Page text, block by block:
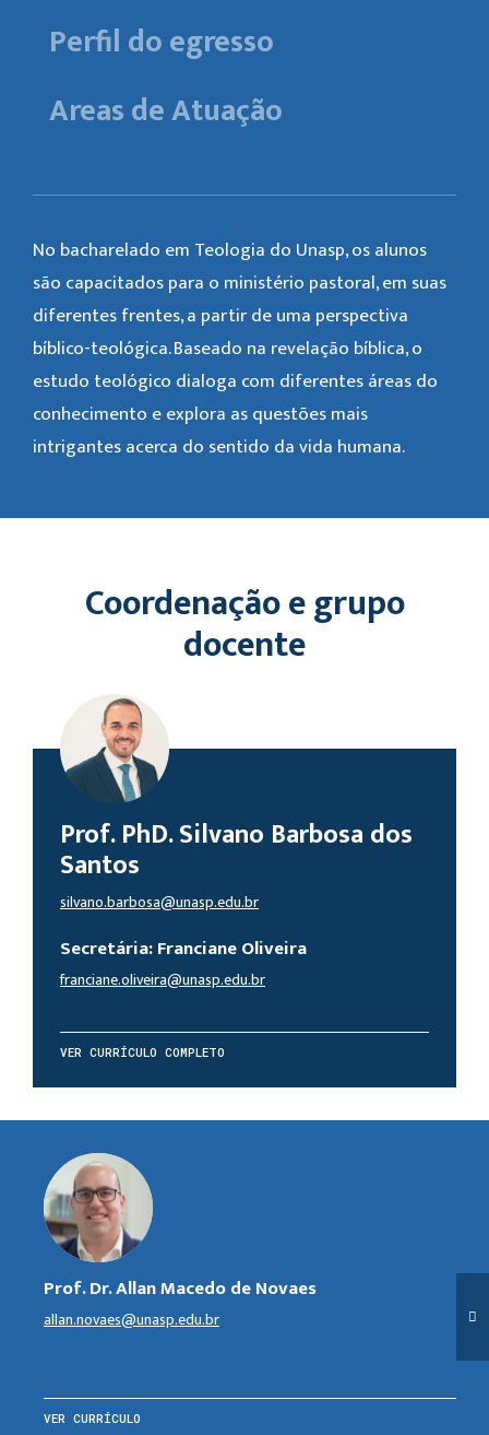
Perfil do egresso
Areas de Atuação
No bacharelado em Teologia do Unasp, os alunos
são capacitados para o ministério pastoral, em suas
diferentes frentes, a partir de uma perspectiva
bíblico-teológica. Baseado na revelação bíblica, o
estudo teológico dialoga com diferentes áreas do
conhecimento e explora as questões mais
intrigantes acerca do sentido da vida humana.
Coordenação e grupo
docente
Prof. PhD. Silvano Barbosa dos
Santos
silvano.barbosa@unasp.edu.br
Secretária: Franciane Oliveira
franciane.oliveira@unasp.edu.br
VER CURRÍCULO COMPLETO
Prof. Dr. Allan Macedo de Novaes
allan.novaes@unasp.edu.br
VER CURRÍCULO